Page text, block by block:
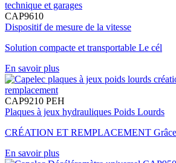
CAP9610
Dispositif de mesure de la vitesse
Solution compacte et transportable Le cél
En savoir plus
CAP9210 PEH
Plaques à jeux hydrauliques Poids Lourds
CRÉATION ET REMPLACEMENT Grâce
En savoir plus